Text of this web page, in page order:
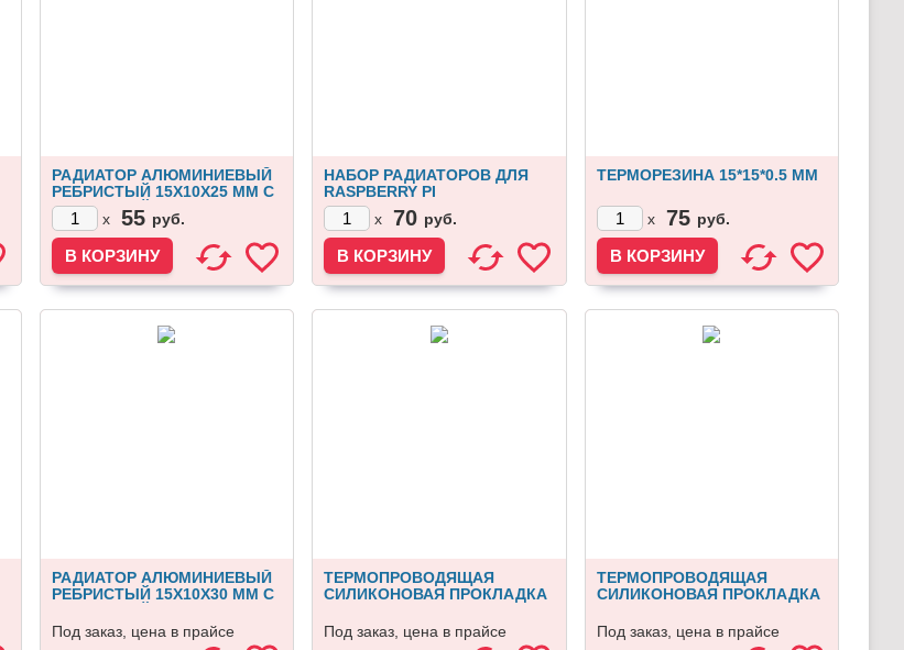
РАДИАТОР АЛЮМИНИЕВЫЙ
РЕБРИСТЫЙ 15Х10Х25 ММ С
ФИКСАЦИЕЙ
x 55 руб.
НАБОР РАДИАТОРОВ ДЛЯ
RASPBERRY PI
x
70 руб.
ТЕРМОРЕЗИНА 15*15*0.5 MM
x 75 руб.
РАДИАТОР АЛЮМИНИЕВЫЙ
РЕБРИСТЫЙ 15Х10Х30 ММ С
Под заказ, цена в прайсе
ТЕРМОПРОВОДЯЩАЯ
СИЛИКОНОВАЯ ПРОКЛАДКА
Под заказ, цена в прайсе
ТЕРМОПРОВОДЯЩАЯ
СИЛИКОНОВАЯ ПРОКЛАДКА
247
Под заказ, цена в прайсе